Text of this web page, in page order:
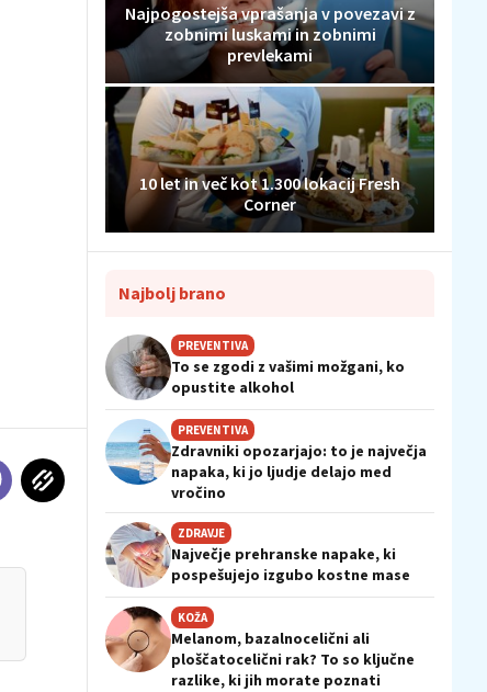
Najpogostejša vprašanja v povezavi z
zobnimi luskami in zobnimi
prevlekami
10 let in več kot 1.300 lokacij Fresh
Corner
Najbolj brano
PREVENTIVA
To se zgodi z vašimi možgani, ko
opustite alkohol
PREVENTIVA
Zdravniki opozarjajo: to je največja
napaka, ki jo ljudje delajo med
vročino
ZDRAVJE
Največje prehranske napake, ki
pospešujejo izgubo kostne mase
KOŽA
Melanom, bazalnocelični ali
ploščatocelični rak? To so ključne
razlike, ki jih morate poznati